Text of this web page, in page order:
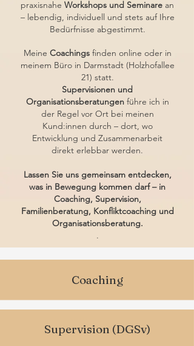
praxisnahe Workshops und Seminare an
– lebendig, individuell und stets auf Ihre
Bedürfnisse abgestimmt.
Meine Coachingsfinden online oder in
meinem Büro in Darmstadt (Holzhofallee
21) statt.
Supervisionen und
Organisationsberatungenführe ich in
der Regel vor Ort bei meinen
Kund:innen durch – dort, wo
Entwicklung und Zusammenarbeit
direkt erlebbar werden.
Lassen Sie uns gemeinsam entdecken,
was in Bewegung kommen darf – in
Coaching, Supervision,
Familienberatung, Konfliktcoaching und
Organisationsberatung.
.
Coaching
Supervision (DGSv)